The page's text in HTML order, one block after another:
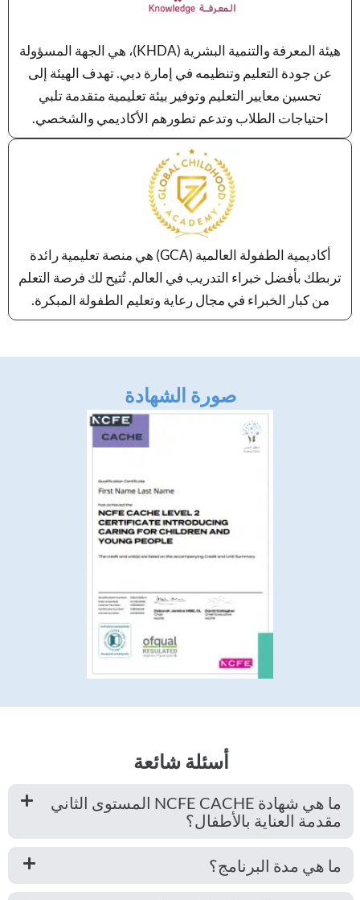
هيئة المعرفة والتنمية البشرية (KHDA)، هي الجهة المسؤولة
عن جودة التعليم وتنظيمه في إمارة دبي. تهدف الهيئة إلى
تحسين معايير التعليم وتوفير بيئة تعليمية متقدمة تلبي
احتياجات الطلاب وتدعم تطورهم الأكاديمي والشخصي.
أكاديمية الطفولة العالمية (GCA) هي منصة تعليمية رائدة
تربطك بأفضل خبراء التدريب في العالم. تُتيح لك فرصة التعلم
من كبار الخبراء في مجال رعاية وتعليم الطفولة المبكرة.
صورة الشهادة
أسئلة شائعة
ما هي شهادة NCFE CACHE المستوى الثاني
مقدمة العناية بالأطفال؟
ما هي مدة البرنامج؟